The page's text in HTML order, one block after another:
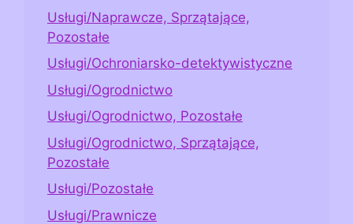
Usługi/Naprawcze, Sprzątające,
Pozostałe
Usługi/Ochroniarsko-detektywistyczne
Usługi/Ogrodnictwo
Usługi/Ogrodnictwo, Pozostałe
Usługi/Ogrodnictwo, Sprzątające,
Pozostałe
Usługi/Pozostałe
Usługi/Prawnicze